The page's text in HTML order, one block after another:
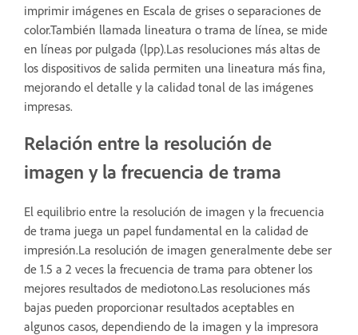
imprimir imágenes en Escala de grises o separaciones de
color.También llamada lineatura o trama de línea, se mide
en líneas por pulgada (lpp).Las resoluciones más altas de
los dispositivos de salida permiten una lineatura más fina,
mejorando el detalle y la calidad tonal de las imágenes
impresas.
Relación entre la resolución de
imagen y la frecuencia de trama
El equilibrio entre la resolución de imagen y la frecuencia
de trama juega un papel fundamental en la calidad de
impresión.La resolución de imagen generalmente debe ser
de 1.5 a 2 veces la frecuencia de trama para obtener los
mejores resultados de mediotono.Las resoluciones más
bajas pueden proporcionar resultados aceptables en
algunos casos, dependiendo de la imagen y la impresora